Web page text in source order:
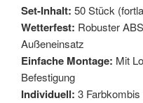
Set-Inhalt: 50 Stück
Wetterfest: Robuster
Außeneinsatz
Einfache Montage: Mit
Befestigung
Individuell: 3